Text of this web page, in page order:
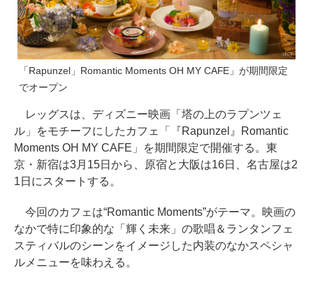
「Rapunzel」Romantic Moments OH MY CAFE」が期間限定
でオープン
レッグスは、ディズニー映画「塔の上のラプンツェ
ル」をモチーフにしたカフェ「『Rapunzel』Romantic
Moments OH MY CAFE」を期間限定で開催する。東
京・新宿は3月15日から、原宿と大阪は16日、名古屋は2
1日にスタートする。
今回のカフェは“Romantic Moments”がテーマ。映画の
なかで特に印象的な「輝く未来」の歌唱＆ランタンフェ
スティバルのシーンをイメージした内装のなかスペシャ
ルメニューを味わえる。